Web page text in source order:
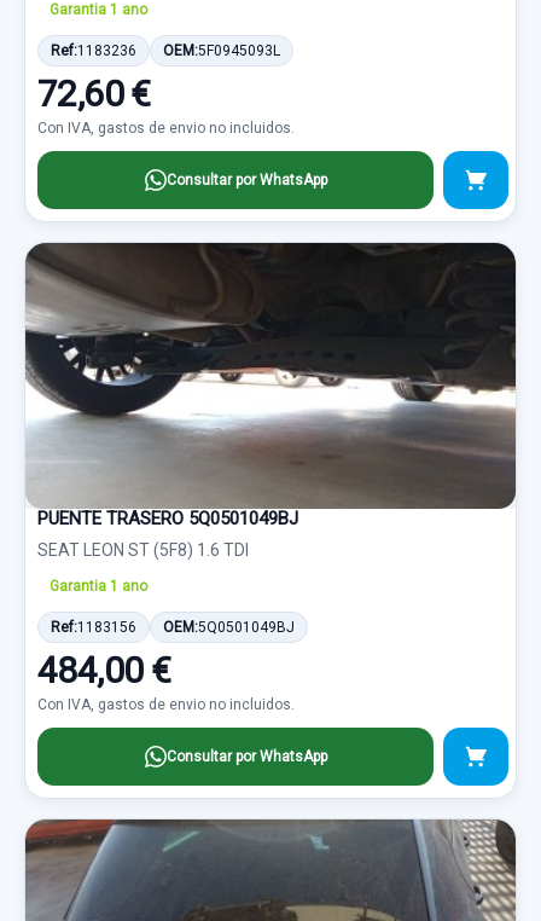
Garantia 1 ano
Ref:1183236 OEM:5F0945093L
72,60 €
Con IVA, gastos de envio no incluidos.
Consultar por WhatsApp
PUENTE TRASERO 5Q0501049BJ
SEAT LEON ST (5F8) 1.6 TDI
Garantia 1 ano
Ref:1183156 OEM:5Q0501049BJ
484,00 €
Con IVA, gastos de envio no incluidos.
Consultar por WhatsApp